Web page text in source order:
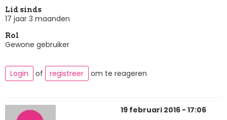
Lid sinds
17 jaar 3 maanden
Rol
Gewone gebruiker
Login of registreer om te reageren
19 februari 2016 - 17:06